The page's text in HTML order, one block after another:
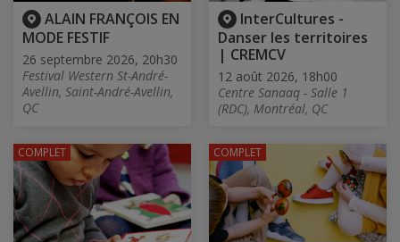
ALAIN FRANÇOIS EN
MODE FESTIF
26 septembre 2026, 20h30
Festival Western St-André-
Avellin, Saint-André-Avellin,
QC
InterCultures -
Danser les territoires
| CREMCV
12 août 2026, 18h00
Centre Sanaaq - Salle 1
(RDC), Montréal, QC
COMPLET COMPLET